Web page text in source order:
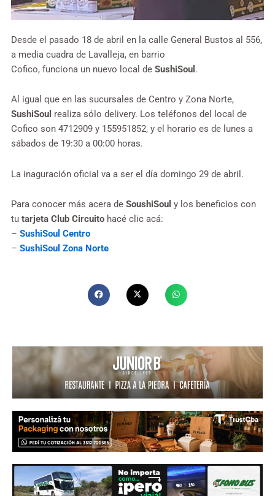
Desde el pasado 18 de abril en la calle General Bustos al 556,
a media cuadra de Lavalleja, en barrio
Cofico, funciona un nuevo local de SushiSoul .
Al igual que en las sucursales de Centro y Zona Norte,
SushiSoul realiza sólo delivery. Los teléfonos del local de
Cofico son 4712909 y 155951852, y el horario es de lunes a
sábados de 19:30 a 00:00 horas.
La inaguración oficial va a ser el día domingo 29 de abril.
Para conocer más acera de SoushiSoul y los beneficios con
tu tarjeta Club Circuito hacé clic acá:
– SushiSoul Centro
– SushiSoul Zona Norte